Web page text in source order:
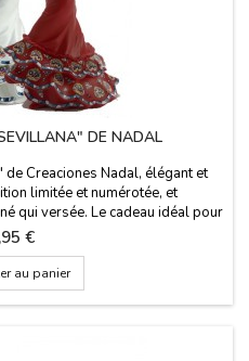
DE NADAL
Creaciones Nadal, élégant et
limitée et numérotée, et
qui versée. Le cadeau idéal pour
en blanche,rouge, bleue ou
20 cm de haut
€
au panier